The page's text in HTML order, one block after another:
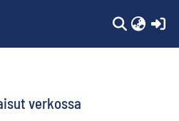
verkossa